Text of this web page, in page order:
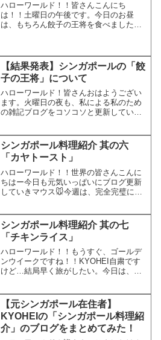
ハローワールド！！皆さんこんにち
は！！土曜日の午後です。今日のお昼
は、もちろん餃子の王将を食べました元
ます！今月末まで、餃子の王将はポイン
ト2倍なんでポイント稼ぎ...
【結果発表】シンガポールの「餃
子の王将」について
ハローワールド！皆さんおはようござい
ます。火曜日の夜も、私による私のため
の雑記ブログをコソコソと更新していま
KYOHEIです。KYOHEI本日も宜しくお
願いします。本...
シンガポール料理紹介 其の六
「カヤトースト」
ハローワールド！！世界の皆さんこんに
ちはー今日も元気いっぱいにブログ更新
していきマウス🐭今週は、完全完璧にシ
ール料理本日のオススメのシンガポール
料理はこちらです。ご存知...
シンガポール料理紹介 其の七
「チキンライス」
ハローワールド！！もうすぐ、ゴールデ
ンウイークですね！！KYOHEI自粛です
けど…結局早く旅がしたい。今日は、皆
す。第七弾です。シンガポールチキンラ
イス前回の本格的なカ...
【元シンガポール在住者】
KYOHEIの「シンガポール料理紹
介」のブログをまとめてみた！